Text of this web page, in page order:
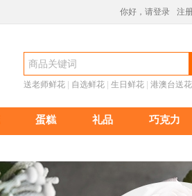
你好，请登录 注
送老师鲜花 自选鲜花 生日鲜花 港澳台送花
蛋糕 礼品 巧克力